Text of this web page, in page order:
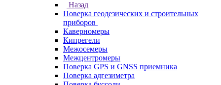
Назад
Поверка геодезических и строительных
приборов
Каверномеры
Кипрегели
Межосемеры
Межцентромеры
Поверка GPS и GNSS приемника
Поверка адгезиметра